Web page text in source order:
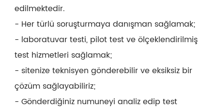
edilmektedir.
- Her türlü soruşturmaya danışman sağlamak;
- laboratuvar testi, pilot test ve ölçeklendirilmiş
test hizmetleri sağlamak;
- sitenize teknisyen gönderebilir ve eksiksiz bir
çözüm sağlayabiliriz;
- Gönderdiğiniz numuneyi analiz edip test